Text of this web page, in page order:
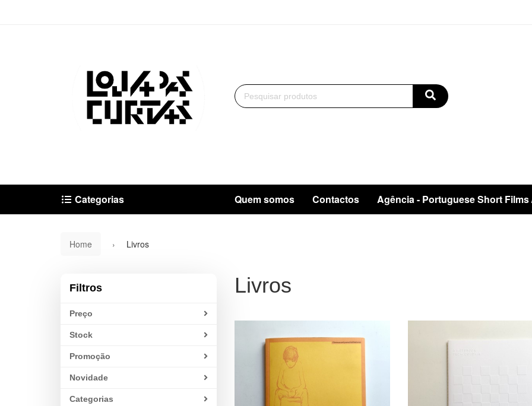
Quem somos Contactos Agência - Portuguese Short Films
Categorias
Home Livros
Filtros
Preço
Stock
Promoção
Novidade
Categorias
Livros